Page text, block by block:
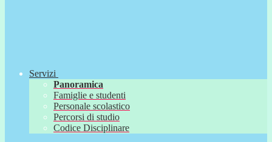
Servizi
Panoramica
Famiglie e studenti
Personale scolastico
Percorsi di studio
Codice Disciplinare